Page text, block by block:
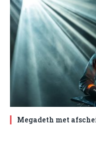
Megadeth met